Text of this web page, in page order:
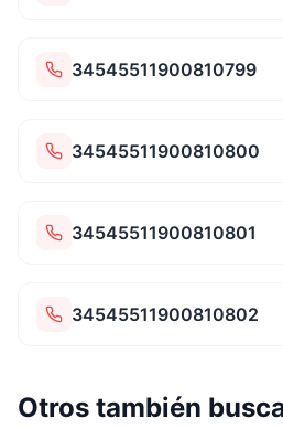
34545511900810799
34545511900810800
34545511900810801
34545511900810802
Otros también